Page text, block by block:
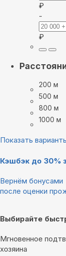
₽
-
₽
200 м
500 м
800 м
1000 м
Показать
Кэшбэк до 30%
Вернём бонусами
после оценки
Выбирайте
Мгновенное
хозяина